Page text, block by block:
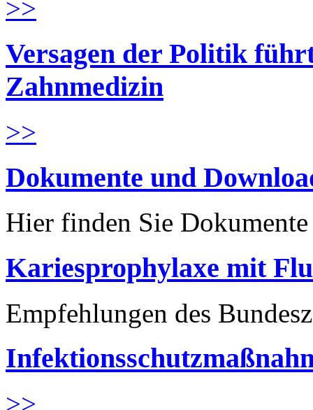
>>
Versagen der Politik
Zahnmedizin
>>
Dokumente und
Hier finden Sie
Kariesprophylaxe mit
Empfehlungen des
>>